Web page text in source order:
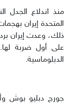
المتحدة إيران
ذلك، وعدت إيران
على أول ضربة
الدبلوماسية.
جورج دبليو بوش